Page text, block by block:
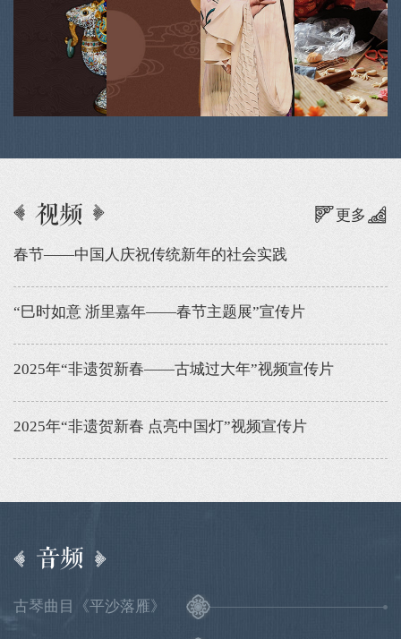
视频 更多
春节——中国人庆祝传统新年的社会实践
“巳时如意 浙里嘉年——春节主题展”宣传片
2025年“非遗贺新春——古城过大年”视频宣传片
2025年“非遗贺新春 点亮中国灯”视频宣传片
音频
古琴曲目《平沙落雁》